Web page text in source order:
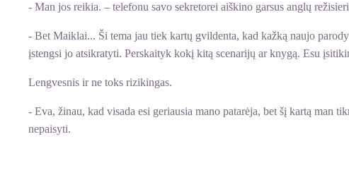
- Man jos reikia. – telefonu savo sekretorei aiškino garsus anglų
- Bet Maiklai... Ši tema jau tiek kartų gvildenta, kad kažką naujo
įstengsi jo atsikratyti. Perskaityk kokį kitą scenarijų ar knygą. Esu
Lengvesnis ir ne toks rizikingas.
- Eva, žinau, kad visada esi geriausia mano patarėja, bet šį kartą man
nepaisyti.